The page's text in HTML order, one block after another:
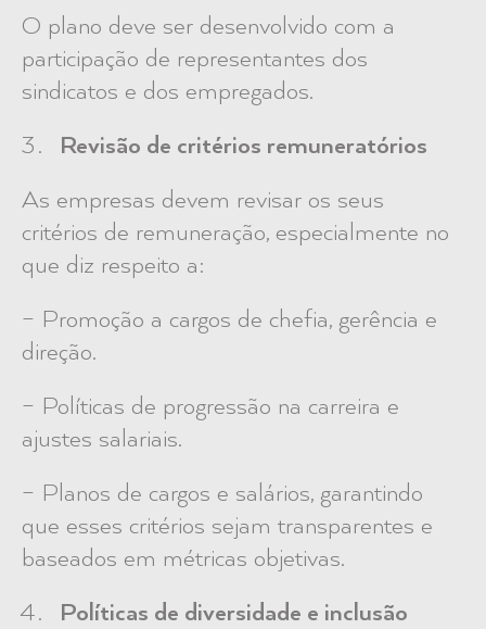
O plano deve ser desenvolvido com a
participação de representantes dos
sindicatos e dos empregados.
Revisão de critérios remuneratórios
As empresas devem revisar os seus
critérios de remuneração, especialmente no
que diz respeito a:
– Promoção a cargos de chefia, gerência e
direção.
– Políticas de progressão na carreira e
ajustes salariais.
– Planos de cargos e salários, garantindo
que esses critérios sejam transparentes e
baseados em métricas objetivas.
Políticas de diversidade e inclusão